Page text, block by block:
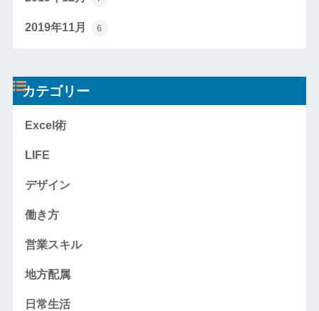
2019年11月 6
カテゴリー
Excel術
LIFE
デザイン
働き方
営業スキル
地方配属
日常生活